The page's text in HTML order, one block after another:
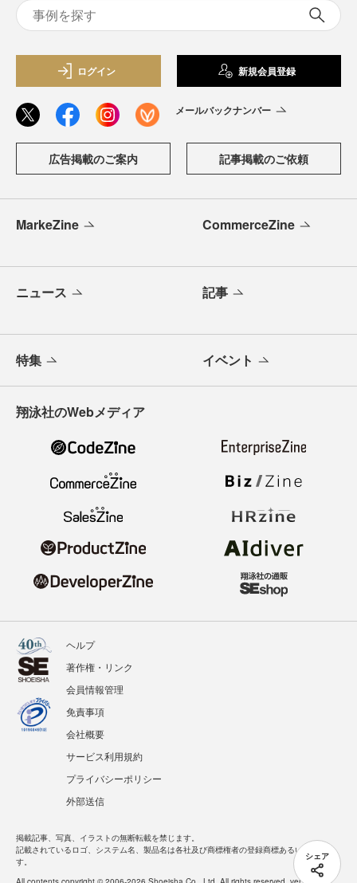
シェア
ログイン 新規会員登録
メールバックナンバー
広告掲載のご案内 記事掲載のご依頼
MarkeZine CommerceZine
ニュース 記事
特集 イベント
翔泳社のWebメディア
ヘルプ
著作権・リンク
会員情報管理
免責事項
会社概要
サービス利用規約
プライバシーポリシー
外部送信
掲載記事、写真、イラストの無断転載を禁じます。
記載されているロゴ、システム名、製品名は各社及び商標権者の登録商標あるいは商標で
す。